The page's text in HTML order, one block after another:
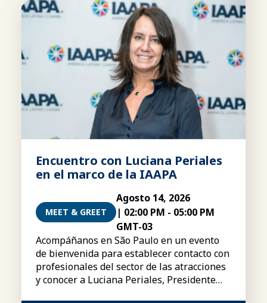
Encuentro con Luciana Periales
en el marco de la IAAPA
MEET & GREET
Agosto 14, 2026
| 02:00 PM - 05:00 PM
GMT-03
Acompáñanos en São Paulo en un evento
de bienvenida para establecer contacto con
profesionales del sector de las atracciones
y conocer a Luciana Periales, Presidente